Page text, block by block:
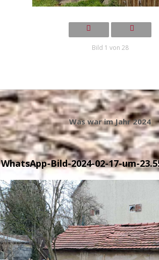
Bild 1 von 28
Was war im Jahr 2024
WhatsApp-Bild-2024-02-17-um-